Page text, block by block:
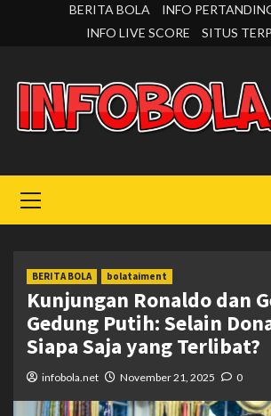
BERITA BOLA
INFO
INFO LIVE SCORE
SITUS
Menu
BERITA BOLA bolataiment
Kunjungan Ronaldo dan
Gedung Putih: Selain
Siapa Saja yang Terlibat?
infobola.net November 21, 2025 0